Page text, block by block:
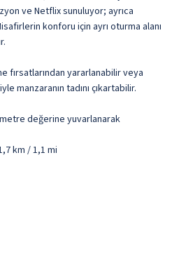
ve Netflix sunuluyor; ayrıca
konforu için ayrı oturma alanı
fırsatlarından yararlanabilir veya
manzaranın tadını çıkartabilir.
değerine yuvarlanarak
km / 1,1 mi